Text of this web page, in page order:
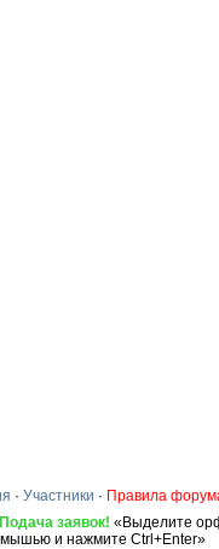
· Участники · Правила
заявок! «Выделите
и нажмите Ctrl+Enter»